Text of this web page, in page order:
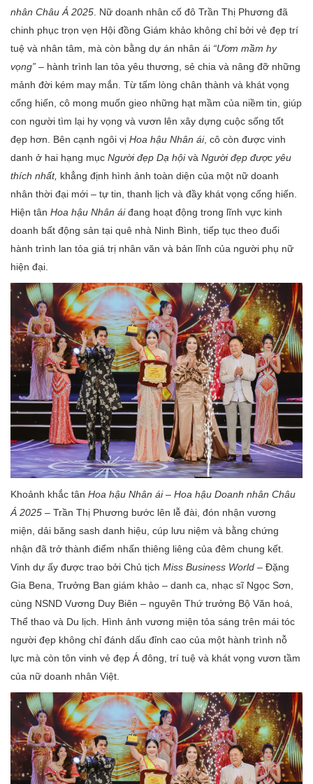
nhân Châu Á 2025 . Nữ doanh nhân cố đô Trần Thị Phương đã
chinh phục trọn vẹn Hội đồng Giám khảo không chỉ bởi vẻ đẹp trí
tuệ và nhân tâm, mà còn bằng dự án nhân ái “Ươm mầm hy
vọng” – hành trình lan tỏa yêu thương, sẻ chia và nâng đỡ những
mảnh đời kém may mắn. Từ tấm lòng chân thành và khát vọng
cống hiến, cô mong muốn gieo những hạt mầm của niềm tin, giúp
con người tìm lại hy vọng và vươn lên xây dựng cuộc sống tốt
đẹp hơn. Bên cạnh ngôi vị Hoa hậu Nhân ái, cô còn được vinh
danh ở hai hạng mục Người đẹp Dạ hộivà Người đẹp được yêu
thích nhất, khẳng định hình ảnh toàn diện của một nữ doanh
nhân thời đại mới – tự tin, thanh lịch và đầy khát vọng cống hiến.
Hiện tân Hoa hậu Nhân áiđang hoạt động trong lĩnh vực kinh
doanh bất động sản tại quê nhà Ninh Bình, tiếp tục theo đuổi
hành trình lan tỏa giá trị nhân văn và bản lĩnh của người phụ nữ
hiện đại.
Khoảnh khắc tân Hoa hậu Nhân ái – Hoa hậu Doanh nhân Châu
Á 2025 – Trần Thị Phương bước lên lễ đài, đón nhận vương
miện, dải băng sash danh hiệu, cúp lưu niệm và bằng chứng
nhận đã trở thành điểm nhấn thiêng liêng của đêm chung kết.
Vinh dự ấy được trao bởi Chủ tịch Miss Business World – Đặng
Gia Bena, Trưởng Ban giám khảo – danh ca, nhạc sĩ Ngọc Sơn,
cùng NSND Vương Duy Biên – nguyên Thứ trưởng Bộ Văn hoá,
Thể thao và Du lịch. Hình ảnh vương miện tỏa sáng trên mái tóc
người đẹp không chỉ đánh dấu đỉnh cao của một hành trình nỗ
lực mà còn tôn vinh vẻ đẹp Á đông, trí tuệ và khát vọng vươn tầm
của nữ doanh nhân Việt.